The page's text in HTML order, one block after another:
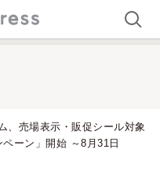
、売場表示・販促シール対象
ペーン」開始 ～8月31日